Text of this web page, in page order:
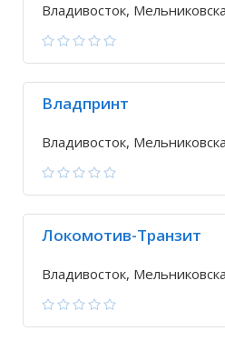
Владивосток,
Владпринт
Владивосток,
Локомотив-Транзит
Владивосток,